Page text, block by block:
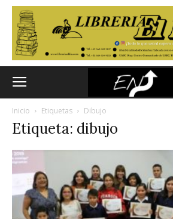
Inicio Etiquetas Dibujo
Etiqueta: dibujo